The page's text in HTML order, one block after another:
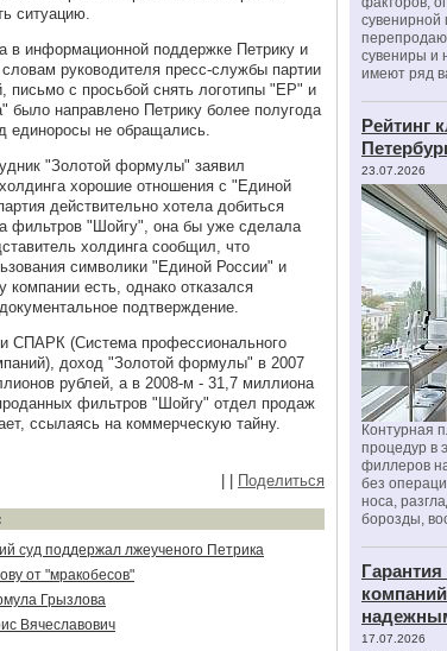
ситуацию.
в информационной поддержке Петрику и
руководителя пресс-службы партии
письмо с просьбой снять логотипы "ЕР" и
было направлено Петрику более полугода
единоросы не обращались.
"Золотой формулы" заявил
хорошие отношения с "Единой
действительно хотела добиться
фильтров "Шойгу", она бы уже сделала
холдинга сообщил, что
символики "Единой России" и
компании есть, однако отказался
подтверждение.
СПАРК (Система профессионального
доход "Золотой формулы" в 2007
рублей, а в 2008-м - 31,7 миллиона
фильтров "Шойгу" отдел продаж
ссылаясь на коммерческую тайну.
Поделиться
суд поддержал лжеученого Петрика
от "мракобесов"
Грызлова
Вячеславович
сувенирной
сувениры и
имеют ряд
Рейтинг
23.07.2026
Контурная
процедур в
филлеров
без
носа,
борозды,
17.07.2026